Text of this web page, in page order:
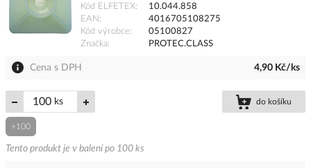
Kód ELFETEX
10.044.858
EAN
4016705108275
Kód výrobce
05100827
Značka
PROTEC.CLASS
Cena s DPH 4,90 Kč/ks
ks do košíku
+100
Tento produkt je v balení po 100 ks